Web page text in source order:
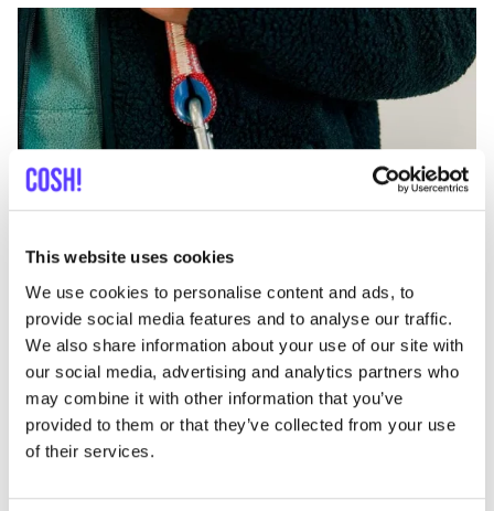
This website uses cookies
We use cookies to personalise content and ads, to
provide social media features and to analyse our traffic.
We also share information about your use of our site with
our social media, advertising and analytics partners who
may combine it with other information that you’ve
provided to them or that they’ve collected from your use
of their services.